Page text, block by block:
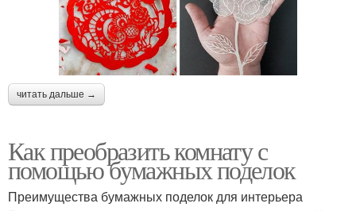
читать дальше →
Как преобразить комнату с
помощью бумажных поделок
Преимущества бумажных поделок для интерьера